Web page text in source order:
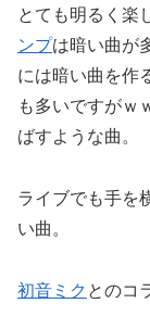
とても明るく楽
ンプは暗い曲が
には暗い曲を作
も多いですがｗ
ばすような曲。
ライブでも手を
い曲。
初音ミク とのコ